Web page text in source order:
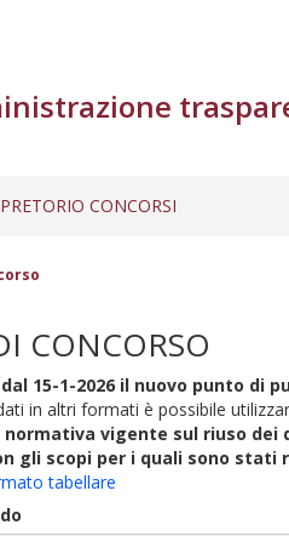
CONCORSI
CONCORSO
dal 15-1-2026 il nuovo punto
in altri formati è possibile
vigente sul riuso dei
gli scopi per i quali sono
tabellare